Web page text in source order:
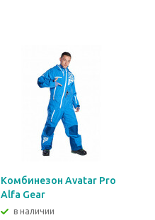
Комбинезон Avatar Pro
Alfa Gear
в наличии